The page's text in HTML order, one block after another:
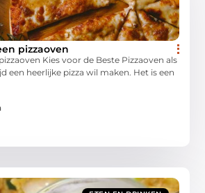
pizzaoven
Kies voor de Beste Pizzaoven als
een heerlijke pizza wil maken. Het is een